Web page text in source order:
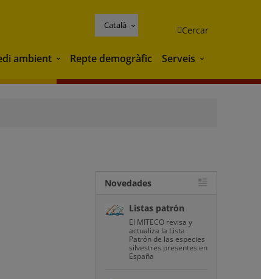
Català Cercar
ambient Medi ambient
Repte demogràfic Serveis Serveis
Novedades
Listas patrón
El MITECO revisa y
actualiza la Lista
Patrón de las especies
silvestres presentes en
España